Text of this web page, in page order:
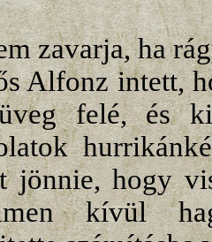
zavarja, ha
Alfonz intett,
felé, és
jönnie, hogy
kívül